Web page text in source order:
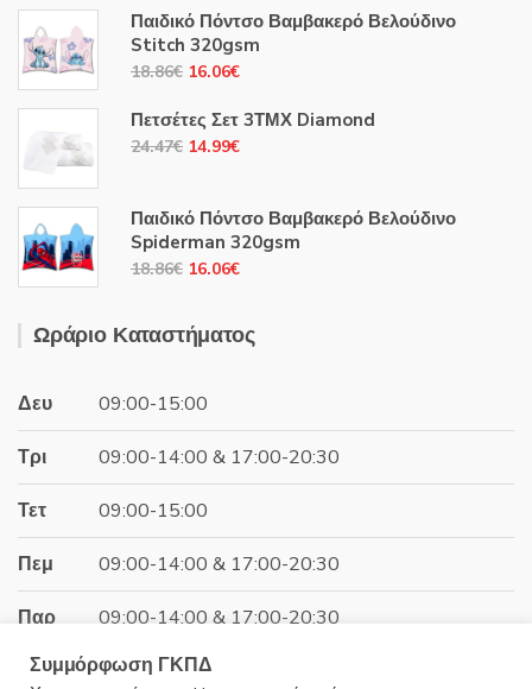
Παιδικό Πόντσο Βαμβακερό Βελούδινο
Stitch 320gsm
18.86€ Original
was:
18.86€.
16.06€Η
τιμή
είναι:
Πετσέτες Σετ 3ΤΜΧ Diamond
24.47€ Original
24.47€.
14.99€Η
είναι:
14.99€.
Παιδικό Πόντσο Βαμβακερό Βελούδινο
Spiderman 320gsm
18.86€ Original
was:
18.86€.
16.06€Η
τιμή
είναι:
Ωράριο Καταστήματος
Δευ 09:00-15:00
Τρι 09:00-14:00 & 17:00-20:30
Τετ 09:00-15:00
Πεμ 09:00-14:00 & 17:00-20:30
Παρ 09:00-14:00 & 17:00-20:30
Σαβ 09:00-15:00
Συμμόρφωση ΓΚΠΔ